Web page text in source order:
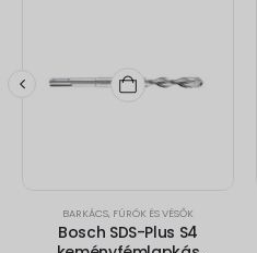
BARKÁCS, FÚRÓK ÉS VÉSŐK
Bosch SDS-Plus S4